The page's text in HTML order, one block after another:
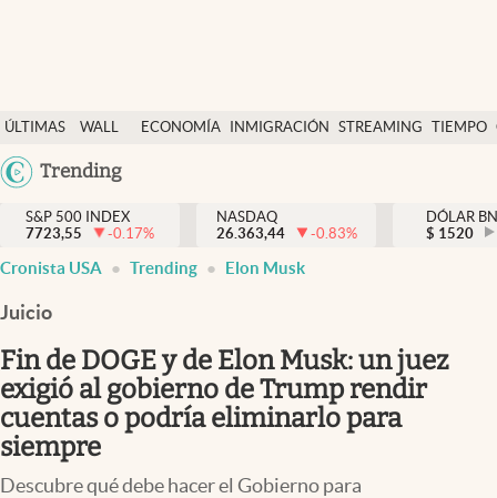
ÚLTIMAS
NOTICIAS
WALL
DÓLAR
ECONOMÍA INMIGRACIÓN STREAMING TIEMPO
México
Trending
Finanzas y economía
Wall Street y dólar
Inmigración
Espiritual
Streaming
PC y mobile
S&P 500 INDEX
7723,55
-0.17%
NASDAQ
26.363,44
-0.83%
DÓLAR
$ 1520
Cronista USA Trending Elon Musk
Juicio
Fin de DOGE y de Elon Musk: un juez
exigió al gobierno de Trump rendir
cuentas o podría eliminarlo para
siempre
Descubre qué debe hacer el Gobierno para